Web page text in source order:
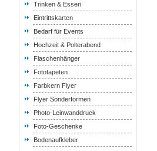
Trinken & Essen
Eintrittskarten
Bedarf für Events
Hochzeit & Polterabend
Flaschenhänger
Fototapeten
Farbkern Flyer
Flyer Sonderformen
Photo-Leinwanddruck
Foto-Geschenke
Bodenaufkleber